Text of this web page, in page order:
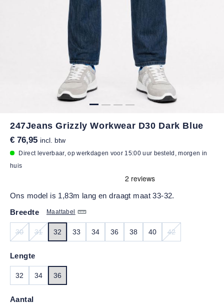
247Jeans Grizzly Workwear D30 Dark Blue
€ 76,95 incl. btw
Direct leverbaar, op werkdagen voor 15:00 uur besteld, morgen in
huis
Ons model is 1,83m lang en draagt maat 33-32.
Maattabel
Breedte
30
(DEZE OPTIE IS MOMENTEEL NIET BESCHIKBAAR.)
31
(DEZE OPTIE IS MOMENTEEL NIET BESCHIKBAAR.)
32 33 34 36 38 40 42
Lengte
32 34 36
Aantal